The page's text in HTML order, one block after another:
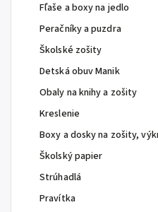
Fľaše a boxy na jedlo
Peračníky a puzdra
Školské zošity
Detská obuv Manik
Obaly na knihy a zošity
Kreslenie
Boxy a dosky na zošity,
Školský papier
Strúhadlá
Pravítka